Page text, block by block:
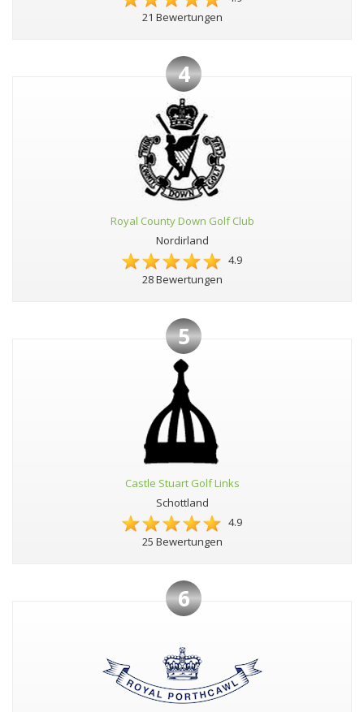
21 Bewertungen
4
Royal County Down Golf Club
Nordirland
4.9
28 Bewertungen
5
Castle Stuart Golf Links
Schottland
4.9
25 Bewertungen
6